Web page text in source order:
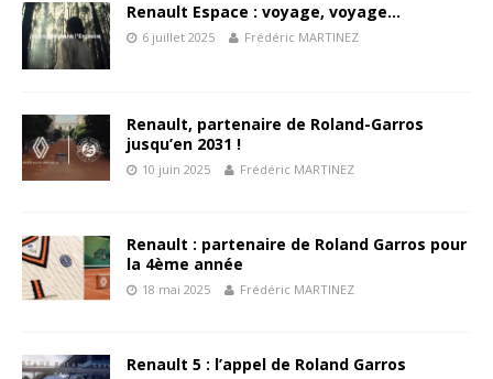
Renault Espace : voyage, voyage…
6 juillet 2025 Frédéric MARTINEZ
Renault, partenaire de Roland-Garros
jusqu’en 2031 !
10 juin 2025 Frédéric MARTINEZ
Renault : partenaire de Roland Garros pour
la 4ème année
18 mai 2025 Frédéric MARTINEZ
Renault 5 : l’appel de Roland Garros